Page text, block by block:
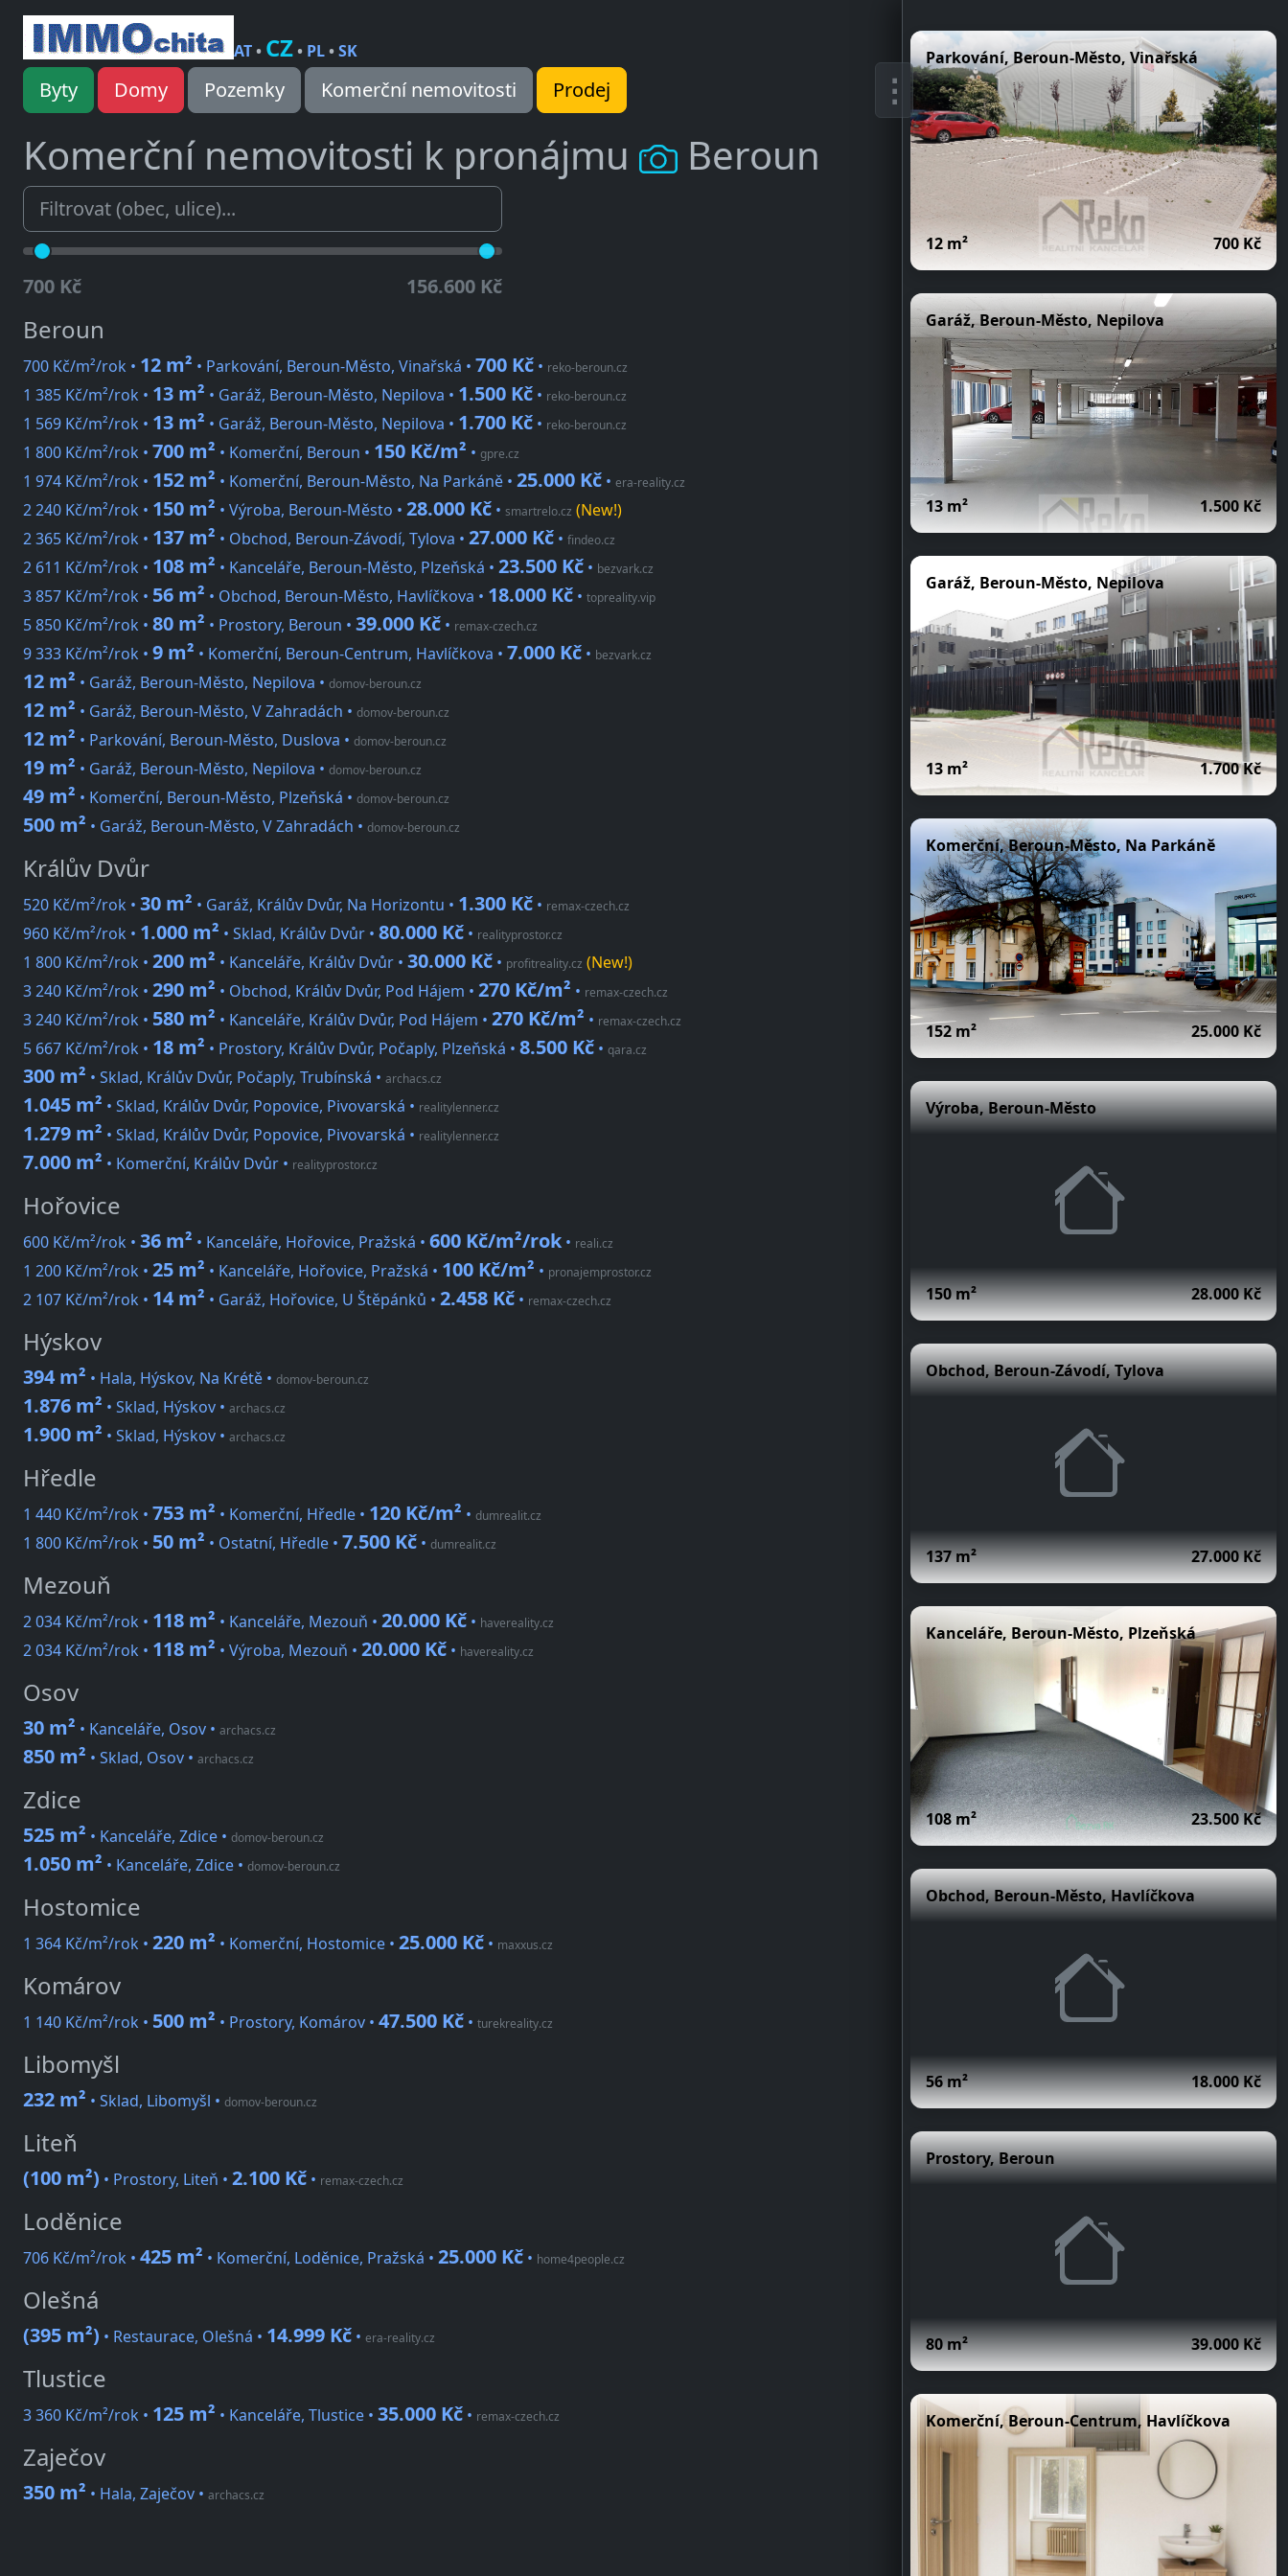
AT• CZ• PL•SK
Byty Domy Pozemky Komerční nemovitosti Prodej
Komerční nemovitosti k pronájmu Beroun
700 Kč 156.600 Kč
Beroun
700 Kč/m²/rok • 12 m² • Parkování, Beroun-Město, Vinařská • 700 Kč • reko-beroun.cz
1 385 Kč/m²/rok • 13 m² • Garáž, Beroun-Město, Nepilova • 1.500 Kč • reko-beroun.cz
1 569 Kč/m²/rok • 13 m² • Garáž, Beroun-Město, Nepilova • 1.700 Kč • reko-beroun.cz
1 800 Kč/m²/rok • 700 m² • Komerční, Beroun • 150 Kč/m² • gpre.cz
1 974 Kč/m²/rok • 152 m² • Komerční, Beroun-Město, Na Parkáně • 25.000 Kč • era-reality.cz
2 240 Kč/m²/rok • 150 m² • Výroba, Beroun-Město • 28.000 Kč • smartrelo.cz (New!)
2 365 Kč/m²/rok • 137 m² • Obchod, Beroun-Závodí, Tylova • 27.000 Kč • findeo.cz
2 611 Kč/m²/rok • 108 m² • Kanceláře, Beroun-Město, Plzeňská • 23.500 Kč • bezvark.cz
3 857 Kč/m²/rok • 56 m² • Obchod, Beroun-Město, Havlíčkova • 18.000 Kč • topreality.vip
5 850 Kč/m²/rok • 80 m² • Prostory, Beroun • 39.000 Kč • remax-czech.cz
9 333 Kč/m²/rok • 9 m² • Komerční, Beroun-Centrum, Havlíčkova • 7.000 Kč • bezvark.cz
12 m² • Garáž, Beroun-Město, Nepilova • domov-beroun.cz
12 m² • Garáž, Beroun-Město, V Zahradách • domov-beroun.cz
12 m² • Parkování, Beroun-Město, Duslova • domov-beroun.cz
19 m² • Garáž, Beroun-Město, Nepilova • domov-beroun.cz
49 m² • Komerční, Beroun-Město, Plzeňská • domov-beroun.cz
500 m² • Garáž, Beroun-Město, V Zahradách • domov-beroun.cz
Králův Dvůr
520 Kč/m²/rok • 30 m² • Garáž, Králův Dvůr, Na Horizontu • 1.300 Kč • remax-czech.cz
960 Kč/m²/rok • 1.000 m² • Sklad, Králův Dvůr • 80.000 Kč • realityprostor.cz
1 800 Kč/m²/rok • 200 m² • Kanceláře, Králův Dvůr • 30.000 Kč • profitreality.cz (New!)
3 240 Kč/m²/rok • 290 m² • Obchod, Králův Dvůr, Pod Hájem • 270 Kč/m² • remax-czech.cz
3 240 Kč/m²/rok • 580 m² • Kanceláře, Králův Dvůr, Pod Hájem • 270 Kč/m² • remax-czech.cz
5 667 Kč/m²/rok • 18 m² • Prostory, Králův Dvůr, Počaply, Plzeňská • 8.500 Kč • qara.cz
300 m² • Sklad, Králův Dvůr, Počaply, Trubínská • archacs.cz
1.045 m² • Sklad, Králův Dvůr, Popovice, Pivovarská • realitylenner.cz
1.279 m² • Sklad, Králův Dvůr, Popovice, Pivovarská • realitylenner.cz
7.000 m² • Komerční, Králův Dvůr • realityprostor.cz
Hořovice
600 Kč/m²/rok • 36 m² • Kanceláře, Hořovice, Pražská • 600 Kč/m²/rok • reali.cz
1 200 Kč/m²/rok • 25 m² • Kanceláře, Hořovice, Pražská • 100 Kč/m² • pronajemprostor.cz
2 107 Kč/m²/rok • 14 m² • Garáž, Hořovice, U Štěpánků • 2.458 Kč • remax-czech.cz
Hýskov
394 m² • Hala, Hýskov, Na Krétě • domov-beroun.cz
1.876 m² • Sklad, Hýskov • archacs.cz
1.900 m² • Sklad, Hýskov • archacs.cz
Hředle
1 440 Kč/m²/rok • 753 m² • Komerční, Hředle • 120 Kč/m² • dumrealit.cz
1 800 Kč/m²/rok • 50 m² • Ostatní, Hředle • 7.500 Kč • dumrealit.cz
Mezouň
2 034 Kč/m²/rok • 118 m² • Kanceláře, Mezouň • 20.000 Kč • havereality.cz
2 034 Kč/m²/rok • 118 m² • Výroba, Mezouň • 20.000 Kč • havereality.cz
Osov
30 m² • Kanceláře, Osov • archacs.cz
850 m² • Sklad, Osov • archacs.cz
Zdice
525 m² • Kanceláře, Zdice • domov-beroun.cz
1.050 m² • Kanceláře, Zdice • domov-beroun.cz
Hostomice
1 364 Kč/m²/rok • 220 m² • Komerční, Hostomice • 25.000 Kč • maxxus.cz
Komárov
1 140 Kč/m²/rok • 500 m² • Prostory, Komárov • 47.500 Kč • turekreality.cz
Libomyšl
232 m² • Sklad, Libomyšl • domov-beroun.cz
Liteň
(100 m²) • Prostory, Liteň • 2.100 Kč • remax-czech.cz
Loděnice
706 Kč/m²/rok • 425 m² • Komerční, Loděnice, Pražská • 25.000 Kč • home4people.cz
Olešná
(395 m²) • Restaurace, Olešná • 14.999 Kč • era-reality.cz
Tlustice
3 360 Kč/m²/rok • 125 m² • Kanceláře, Tlustice • 35.000 Kč • remax-czech.cz
Zaječov
350 m² • Hala, Zaječov • archacs.cz